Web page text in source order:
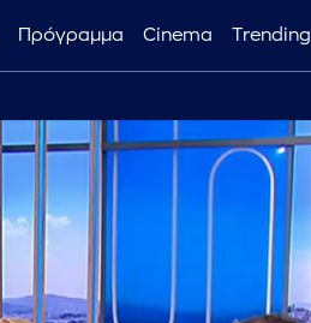
Πρόγραμμα Cinema Trending